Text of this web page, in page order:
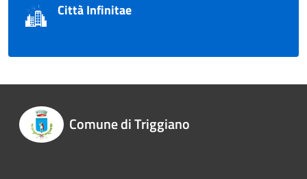
Città Infinitae
Comune di Triggiano